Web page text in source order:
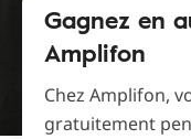
Gagnez en
Amplifon
Chez Amplifon,
gratuitement